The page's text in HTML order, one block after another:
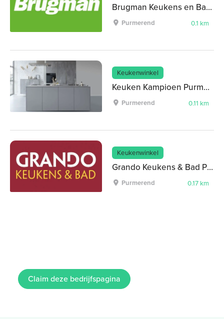
Brugman Keukens en Badkamers Purmerend
Purmerend 0.1 km
Keukenwinkel
Keuken Kampioen Purmerend
Purmerend 0.11 km
Keukenwinkel
Grando Keukens & Bad Purmerend
Purmerend 0.17 km
Claim deze bedrijfspagina